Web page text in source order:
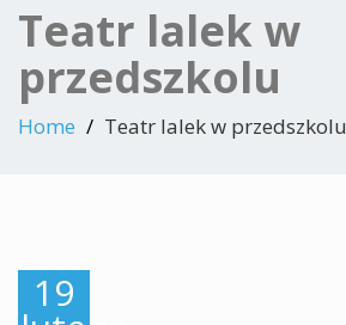
Teatr lalek w
przedszkolu
Home Teatr lalek w przedszkolu
19